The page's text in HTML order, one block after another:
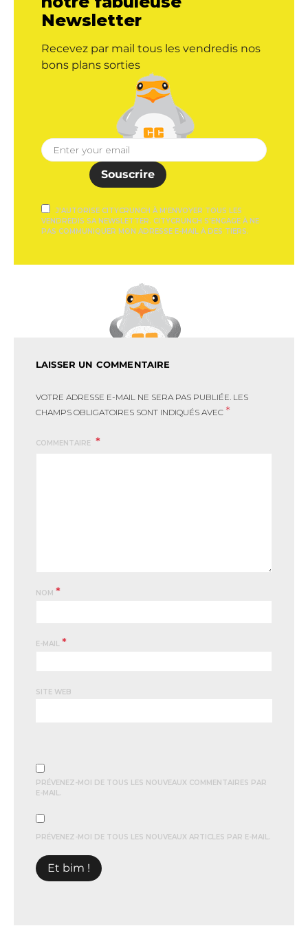
Newsletter
Recevez par mail tous les vendredis nos
bons plans sorties
Souscrire
J'AUTORISE CITYCRUNCH À M'ENVOYER TOUS LES
VENDREDIS SA NEWSLETTER. CITYCRUNCH S'ENGAGE À NE
PAS COMMUNIQUER MON ADRESSE E-MAIL À DES TIERS.
LAISSER UN COMMENTAIRE
VOTRE ADRESSE E-MAIL NE SERA PAS PUBLIÉE. LES
CHAMPS OBLIGATOIRES SONT INDIQUÉS AVEC *
COMMENTAIRE
NOM *
E-MAIL *
SITE WEB
PRÉVENEZ-MOI DE TOUS LES NOUVEAUX COMMENTAIRES PAR
E-MAIL.
PRÉVENEZ-MOI DE TOUS LES NOUVEAUX ARTICLES PAR E-MAIL.